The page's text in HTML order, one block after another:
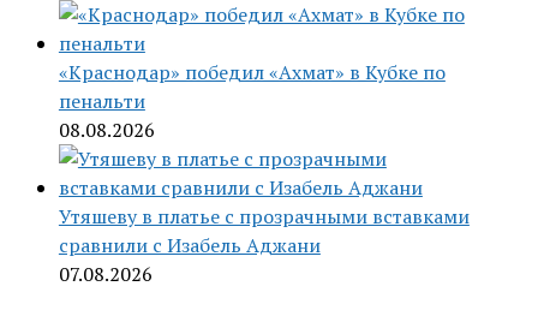
«Краснодар» победил «Ахмат» в Кубке по
пенальти
08.08.2026
Утяшеву в платье с прозрачными вставками
сравнили с Изабель Аджани
07.08.2026